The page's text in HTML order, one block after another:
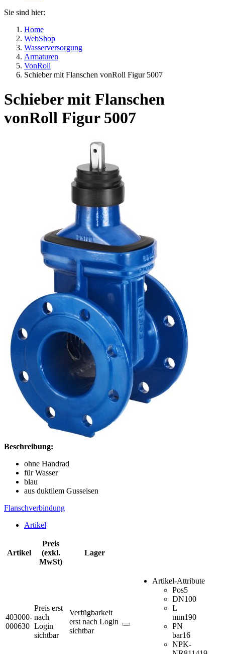
Sie sind hier:
Home
WebShop
Wasserversorgung
Armaturen
VonRoll
Schieber mit Flanschen vonRoll Figur 5007
Schieber mit Flanschen
vonRoll Figur 5007
Beschreibung:
ohne Handrad
für Wasser
blau
aus duktilem Gusseisen
Flanschverbindung
Artikel
Artikel
Preis
(exkl.
MwSt)
Lager
403000-
000630
Preis erst
nach
Login
sichtbar
Verfügbarkeit
erst nach Login
sichtbar
Artikel-Attribute
Pos5
DN100
L
mm190
PN
bar16
NPK-